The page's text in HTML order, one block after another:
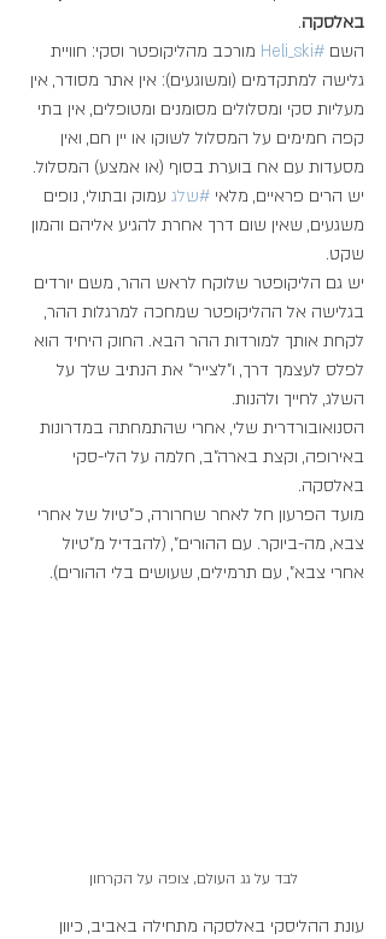
באלסקה.
השם #Heli_ski
מורכב מהליקופטר וסקי: חוויית
גלישה למתקדמים (ומשוגעים): אין אתר מסודר, אין
מעליות סקי ומסלולים מסומנים ומטופלים, אין בתי
קפה חמימים על המסלול לשוקו או יין חם, ואין
מסעדות עם אח בוערת בסוף (או אמצע) המסלול.
יש הרים פראיים, מלאי #שלג עמוק ובתולי, נופים
משגעים, שאין שום דרך אחרת להגיע אליהם והמון
שקט.
יש גם הליקופטר שלוקח לראש ההר, משם יורדים
בגלישה אל ההליקופטר שמחכה למרגלות ההר,
לקחת אותך למורדות ההר הבא. החוק היחיד הוא
לפלס לעצמך דרך, ו"לצייר" את הנתיב שלך על
השלג, לחייך ולהנות.
הסנואובורדרית שלי, אחרי שהתמחתה במדרונות
באירופה, וקצת בארה"ב, חלמה על הלי-סקי
באלסקה.
מועד הפרעון חל לאחר שחרורה, כ"טיול של אחרי
צבא, מה-ביוקר. עם ההורים", (להבדיל מ"טיול
אחרי צבא", עם תרמילים, שעושים בלי ההורים).
לבד על גג העולם, צופה על הקרחון
עונת ההליסקי באלסקה מתחילה באביב, כיוון